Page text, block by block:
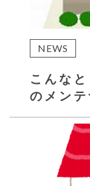
NEWS
こんな
のメン